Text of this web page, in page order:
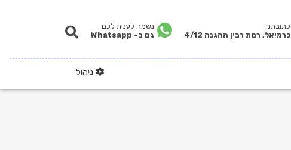
כתובתנו
כרמיאל, רמת רבין ההגנה 4/12
נשמח לענות לכם
גם ב- Whatsapp
ניהול